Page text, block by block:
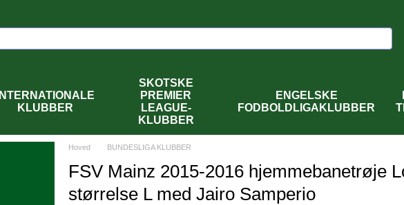
INTERNATIONALE
KLUBBER
SKOTSKE
PREMIER
LEAGUE-
KLUBBER
ENGELSKE
FODBOLDLIGAKLUBBER
Hoved BUNDESLIGA KLUBBER
FSV Mainz 2015-2016 hjemmebanetrøje
størrelse L med Jairo Samperio